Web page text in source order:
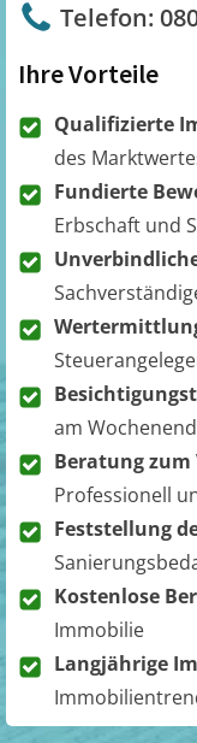
Telefon:
Ihre Vorteile
Qualifizierte
des
Fundierte
Erbschaft und
am
Beratung
Professionell
Feststellung
Kostenlose
Immobilie
Langjährige